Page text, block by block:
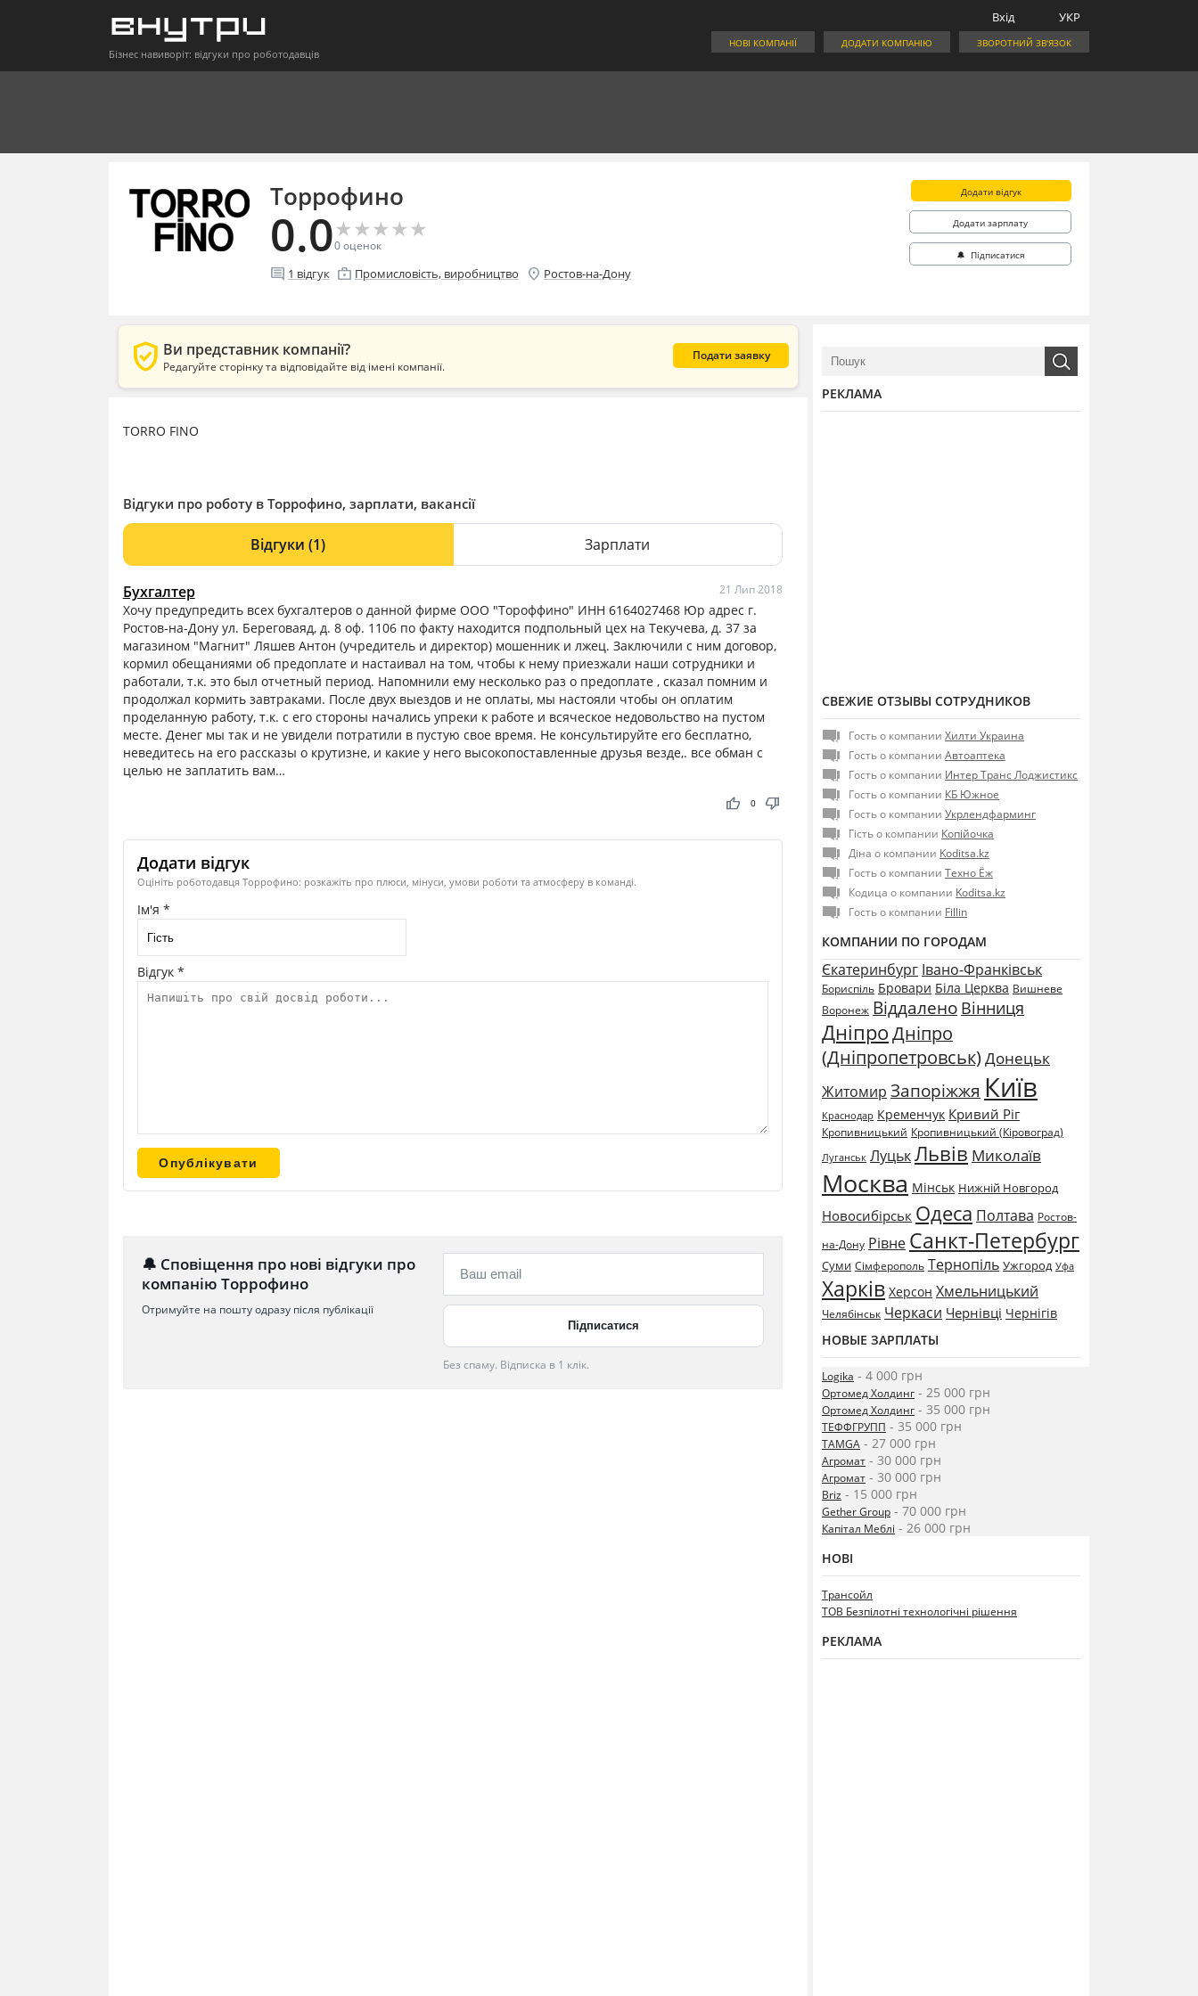
Бізнес навиворіт: відгуки про роботодавців
УКР
Вхід
ЗВОРОТНИЙ ЗВ'ЯЗОК
ДОДАТИ КОМПАНІЮ
НОВІ КОМПАНІЇ
Торрофино
0.0★
★★
★★
★★
★★
★
0оценок
comment 1 відгук enterprise Промисловість, виробництво location_on Ростов-на-Дону
Додати відгук
Додати зарплату
🔔 Підписатися
verified_user Ви представник компанії?
Редагуйте сторінку та відповідайте від імені компанії.
Подати заявку
TORRO FINO
Відгуки про роботу в Торрофино, зарплати, вакансії
Відгуки(1) Зарплати
Бухгалтер 21 Лип 2018
Хочу предупредить всех бухгалтеров о данной фирме ООО "Тороффино" ИНН 6164027468 Юр адрес г.
Ростов-на-Дону ул. Береговаяд, д. 8 оф. 1106 по факту находится подпольный цех на Текучева, д. 37 за
магазином "Магнит" Ляшев Антон (учредитель и директор) мошенник и лжец. Заключили с ним договор,
кормил обещаниями об предоплате и настаивал на том, чтобы к нему приезжали наши сотрудники и
работали, т.к. это был отчетный период. Напомнили ему несколько раз о предоплате , сказал помним и
продолжал кормить завтраками. После двух выездов и не оплаты, мы настояли чтобы он оплатим
проделанную работу, т.к. с его стороны начались упреки к работе и всяческое недовольство на пустом
месте. Денег мы так и не увидели потратили в пустую свое время. Не консультируйте его бесплатно,
неведитесь на его рассказы о крутизне, и какие у него высокопоставленные друзья везде,. все обман с
целью не заплатить вам…
thumb_up thumb_down
0
Додати відгук
Оцініть роботодавця Торрофино: розкажіть про плюси, мінуси, умови роботи та атмосферу в команді.
Ім'я *
Відгук *
🔔 Сповіщення про нові відгуки про
компанію Торрофино
Отримуйте на пошту одразу після публікації
Без спаму. Відписка в 1 клік.
РЕКЛАМА
СВЕЖИЕ ОТЗЫВЫ СОТРУДНИКОВ
Гость о компании Хилти Украина
Гость о компании Автоаптека
Гость о компании Интер Транс Лоджистикс
Гость о компании КБ Южное
Гость о компании Укрлендфарминг
Гість о компании Копійочка
Діна о компании Koditsa.kz
Гость о компании Техно Ёж
Кодица о компании Koditsa.kz
Гость о компании Fillin
КОМПАНИИ ПО ГОРОДАМ
Єкатеринбург Івано-Франківськ
Бориспіль Бровари Біла Церква Вишневе
Воронеж Віддалено Вінниця
ДніпроДніпро
(Дніпропетровськ) Донецьк
Житомир Запоріжжя Київ
Краснодар Кременчук Кривий Ріг
Кропивницький Кропивницький (Кіровоград)
Луганськ ЛуцькЛьвів Миколаїв
Москва Мінськ Нижній Новгород
Новосибірськ Одеса Полтава Ростов-
на-Дону Рівне Санкт-Петербург
Суми Сімферополь Тернопіль Ужгород Уфа
Харків Херсон Хмельницький
Челябінськ Черкаси Чернівці Чернігів
НОВЫЕ ЗАРПЛАТЫ
Logika - 4 000 грн
Ортомед Холдинг - 25 000 грн
Ортомед Холдинг - 35 000 грн
ТЕФФГРУПП - 35 000 грн
TAMGA - 27 000 грн
Агромат - 30 000 грн
Агромат - 30 000 грн
Briz - 15 000 грн
Gether Group - 70 000 грн
Капітал Меблі - 26 000 грн
НОВІ
Трансойл
ТОВ Безпілотні технологічні рішення
РЕКЛАМА